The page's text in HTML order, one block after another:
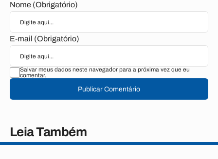
Nome (Obrigatório)
E-mail (Obrigatório)
Salvar meus dados neste navegador para a próxima vez que eu
comentar.
Publicar Comentário
Leia Também